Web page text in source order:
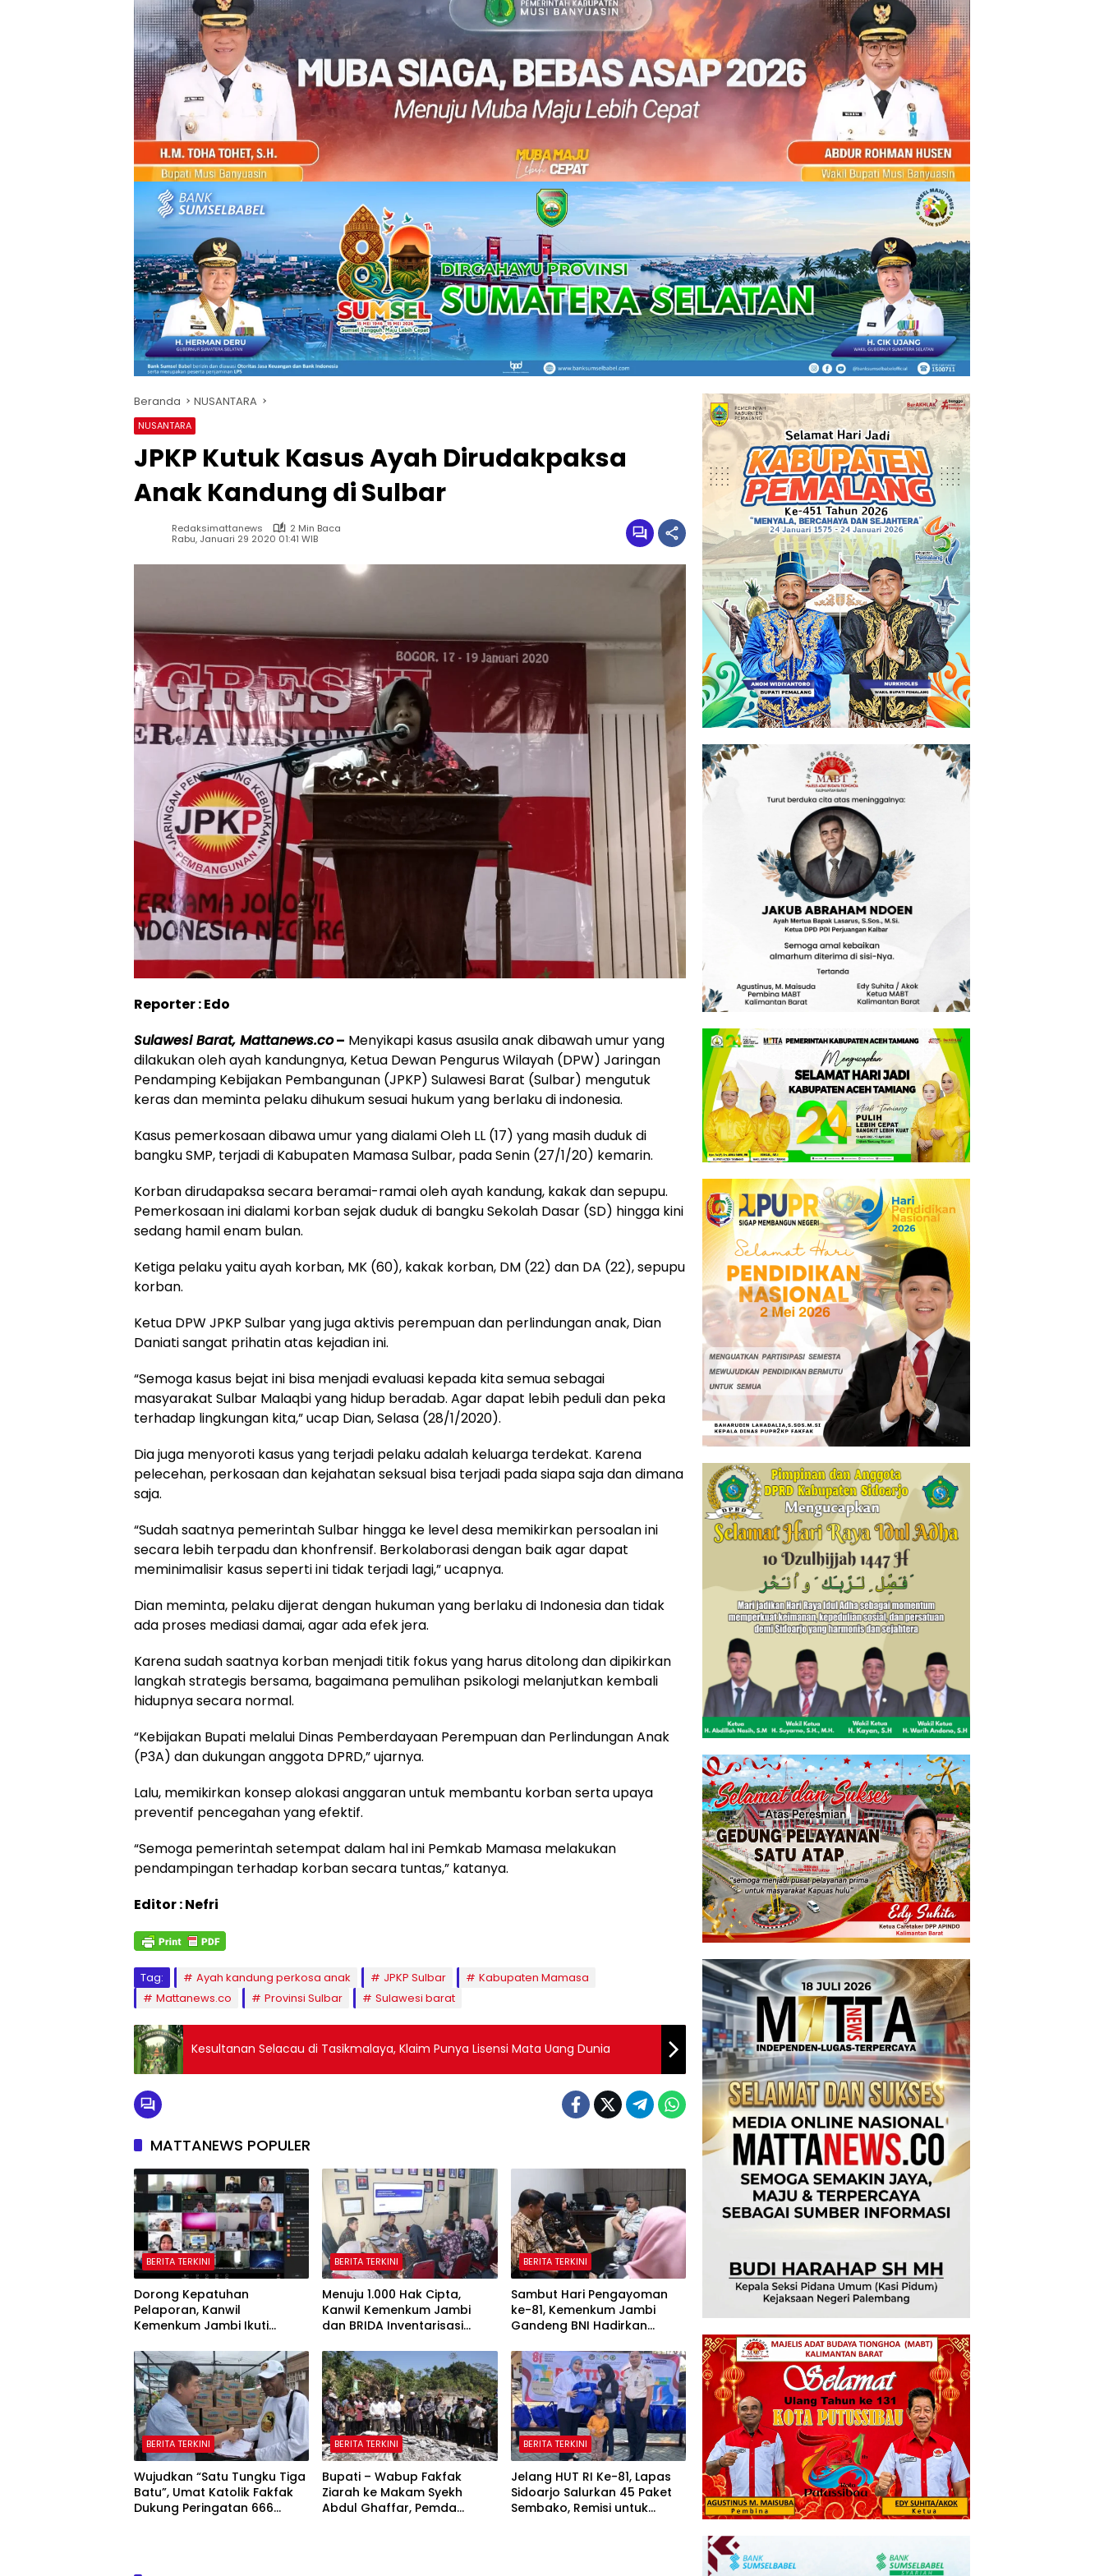
Beranda NUSANTARA
NUSANTARA
JPKP Kutuk Kasus Ayah Dirudakpaksa
Anak Kandung di Sulbar
Redaksimattanews
2 Min Baca
Rabu, Januari 29 2020 01:41 WIB
Reporter : Edo
Sulawesi Barat, Mattanews.co– Menyikapi kasus asusila anak dibawah umur yang
dilakukan oleh ayah kandungnya, Ketua Dewan Pengurus Wilayah (DPW) Jaringan
Pendamping Kebijakan Pembangunan (JPKP) Sulawesi Barat (Sulbar) mengutuk
keras dan meminta pelaku dihukum sesuai hukum yang berlaku di indonesia.
Kasus pemerkosaan dibawa umur yang dialami Oleh LL (17) yang masih duduk di
bangku SMP, terjadi di Kabupaten Mamasa Sulbar, pada Senin (27/1/20) kemarin.
Korban dirudapaksa secara beramai-ramai oleh ayah kandung, kakak dan sepupu.
Pemerkosaan ini dialami korban sejak duduk di bangku Sekolah Dasar (SD) hingga kini
sedang hamil enam bulan.
Ketiga pelaku yaitu ayah korban, MK (60), kakak korban, DM (22) dan DA (22), sepupu
korban.
Ketua DPW JPKP Sulbar yang juga aktivis perempuan dan perlindungan anak, Dian
Daniati sangat prihatin atas kejadian ini.
“Semoga kasus bejat ini bisa menjadi evaluasi kepada kita semua sebagai
masyarakat Sulbar Malaqbi yang hidup beradab. Agar dapat lebih peduli dan peka
terhadap lingkungan kita,” ucap Dian, Selasa (28/1/2020).
Dia juga menyoroti kasus yang terjadi pelaku adalah keluarga terdekat. Karena
pelecehan, perkosaan dan kejahatan seksual bisa terjadi pada siapa saja dan dimana
saja.
“Sudah saatnya pemerintah Sulbar hingga ke level desa memikirkan persoalan ini
secara lebih terpadu dan khonfrensif. Berkolaborasi dengan baik agar dapat
meminimalisir kasus seperti ini tidak terjadi lagi,” ucapnya.
Dian meminta, pelaku dijerat dengan hukuman yang berlaku di Indonesia dan tidak
ada proses mediasi damai, agar ada efek jera.
Karena sudah saatnya korban menjadi titik fokus yang harus ditolong dan dipikirkan
langkah strategis bersama, bagaimana pemulihan psikologi melanjutkan kembali
hidupnya secara normal.
“Kebijakan Bupati melalui Dinas Pemberdayaan Perempuan dan Perlindungan Anak
(P3A) dan dukungan anggota DPRD,” ujarnya.
Lalu, memikirkan konsep alokasi anggaran untuk membantu korban serta upaya
preventif pencegahan yang efektif.
“Semoga pemerintah setempat dalam hal ini Pemkab Mamasa melakukan
pendampingan terhadap korban secara tuntas,” katanya.
Editor : Nefri
Tag: Ayah kandung perkosa anak JPKP Sulbar
Kabupaten Mamasa
Mattanews.co
Provinsi Sulbar Sulawesi barat
Kesultanan Selacau di Tasikmalaya, Klaim Punya Lisensi Mata Uang Dunia
MATTANEWS POPULER
BERITA TERKINI
Dorong Kepatuhan
Pelaporan, Kanwil
Kemenkum Jambi Ikuti
Korporasi Nonaktif Secara
Administratif
BERITA TERKINI
Menuju 1.000 Hak Cipta,
Kanwil Kemenkum Jambi
dan BRIDA Inventarisasi
BERITA TERKINI
Sambut Hari Pengayoman
ke-81, Kemenkum Jambi
Gandeng BNI Hadirkan
Cipta Gratis
BERITA TERKINI
Wujudkan “Satu Tungku Tiga
Batu”, Umat Katolik Fakfak
Dukung Peringatan 666
BERITA TERKINI
Bupati – Wabup Fakfak
Ziarah ke Makam Syekh
Abdul Ghaffar, Pemda
BERITA TERKINI
Jelang HUT RI Ke-81, Lapas
Sidoarjo Salurkan 45 Paket
Sembako, Remisi untuk